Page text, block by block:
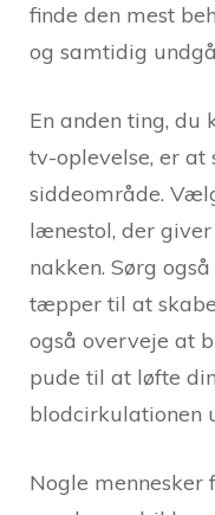
finde den mest
og samtidig
En anden ting, du
tv-oplevelse, er
siddeområde.
lænestol, der
nakken. Sørg
tæpper til at
også overveje at
pude til at løfte
blodcirkulationen
Nogle mennesker